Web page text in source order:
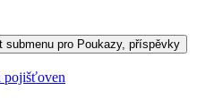
submenu pro Poukazy, příspěvky
pojišťoven